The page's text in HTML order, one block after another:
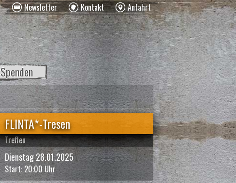
Newsletter Kontakt Anfahrt
Spenden
FLINTA*-Tresen
Treffen
Dienstag 28.01.2025
Start: 20:00 Uhr